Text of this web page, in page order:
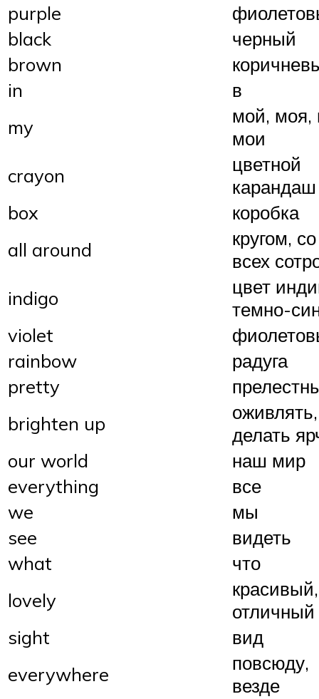
purple
black
черный
brown
in
в
my
мой, моя,
мои
crayon
цветной
карандаш
box
коробка
all around
кругом, со
всех
indigo
цвет
темно-
violet
rainbow
радуга
pretty
brighten up
оживлять,
делать
our world
наш мир
everything
все
we
мы
see
видеть
what
что
lovely
красивый,
отличный
sight
вид
everywhere
повсюду,
везде